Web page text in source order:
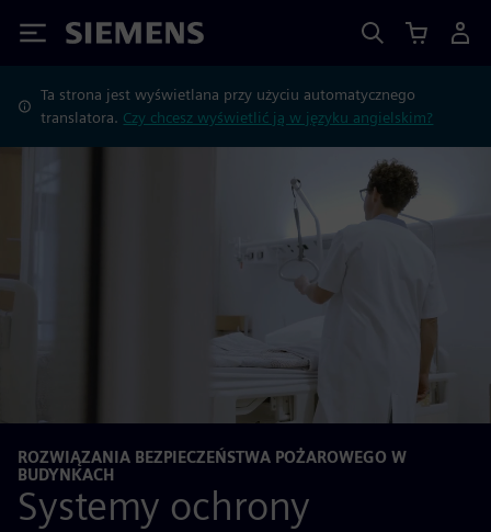
Siemens
Ta strona jest wyświetlana przy użyciu automatycznego
translatora. Czy chcesz wyświetlić ją w języku angielskim?
ROZWIĄZANIA BEZPIECZEŃSTWA POŻAROWEGO W
BUDYNKACH
Systemy ochrony